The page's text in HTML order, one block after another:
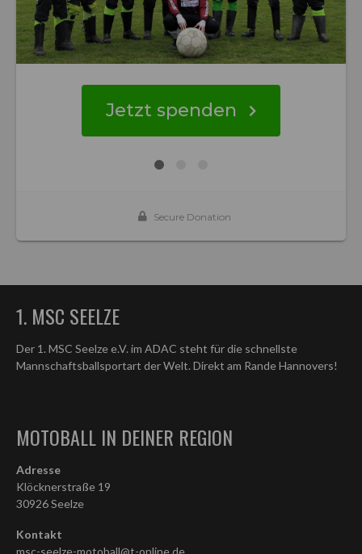
1. MSC SEELZE
Der 1. MSC Seelze e.V. im ADAC steht für die schnellste
Mannschaftsballsportart der Welt. Direkt am Rande Hannovers!
MOTOBALL IN DEINER REGION
Adresse
Klöcknerstraße 19
30926 Seelze
Kontakt